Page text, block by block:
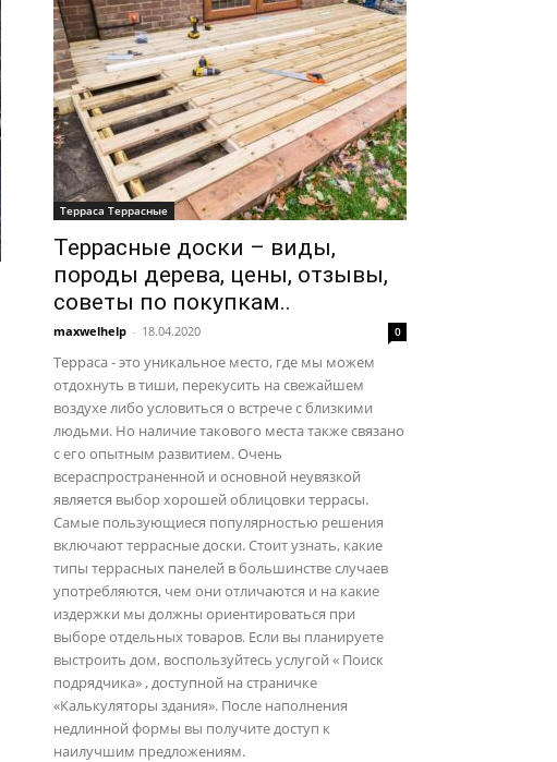
Терраса Террасные
Террасные доски – виды,
породы дерева, цены, отзывы,
советы по покупкам..
maxwelhelp - 18.04.2020 0
Терраса - это уникальное место, где мы можем
отдохнуть в тиши, перекусить на свежайшем
воздухе либо условиться о встрече с близкими
людьми. Но наличие такового места также связано
с его опытным развитием. Очень
всераспространенной и основной неувязкой
является выбор хорошей облицовки террасы.
Самые пользующиеся популярностью решения
включают террасные доски. Стоит узнать, какие
типы террасных панелей в большинстве случаев
употребляются, чем они отличаются и на какие
издержки мы должны ориентироваться при
выборе отдельных товаров. Если вы планируете
выстроить дом, воспользуйтесь услугой « Поиск
подрядчика» , доступной на страничке
«Калькуляторы здания». После наполнения
недлинной формы вы получите доступ к
наилучшим предложениям.